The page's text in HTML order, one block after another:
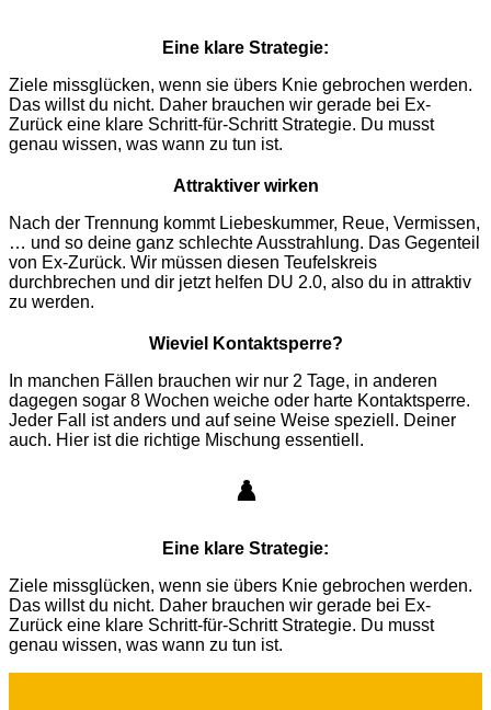
Eine klare Strategie:
Ziele missglücken, wenn sie übers Knie gebrochen werden.
Das willst du nicht. Daher brauchen wir gerade bei Ex-
Zurück eine klare Schritt-für-Schritt Strategie. Du musst
genau wissen, was wann zu tun ist.
Attraktiver wirken
Nach der Trennung kommt Liebeskummer, Reue, Vermissen,
… und so deine ganz schlechte Ausstrahlung. Das Gegenteil
von Ex-Zurück. Wir müssen diesen Teufelskreis
durchbrechen und dir jetzt helfen DU 2.0, also du in attraktiv
zu werden.
Wieviel Kontaktsperre?
In manchen Fällen brauchen wir nur 2 Tage, in anderen
dagegen sogar 8 Wochen weiche oder harte Kontaktsperre.
Jeder Fall ist anders und auf seine Weise speziell. Deiner
auch. Hier ist die richtige Mischung essentiell.
♟️
Eine klare Strategie:
Ziele missglücken, wenn sie übers Knie gebrochen werden.
Das willst du nicht. Daher brauchen wir gerade bei Ex-
Zurück eine klare Schritt-für-Schritt Strategie. Du musst
genau wissen, was wann zu tun ist.